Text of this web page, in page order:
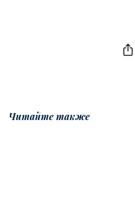
Читайте также